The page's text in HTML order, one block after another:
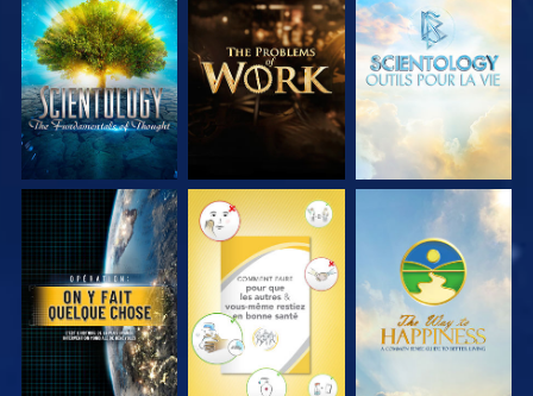
DÉCOUVRIR LES
SÉRIES
DÉCOUVRIR LES
SÉRIES
DÉCOUVRIR LES
SÉRIES
REGARDER REGARDER REGARDER